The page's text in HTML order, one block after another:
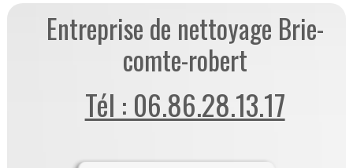
Entreprise de nettoyage Brie-
comte-robert
Tél : 06.86.28.13.17